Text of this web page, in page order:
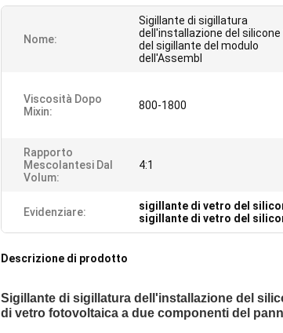
Nome:
Sigillante di sigillatura
dell'installazione del silicone
del sigillante del modulo
dell'Assembl
Viscosità Dopo
Mixin:
800-1800
Rapporto
Mescolantesi Dal
Volum:
4:1
Evidenziare: sigillante di vetro del
sigillante di vetro del
Descrizione di prodotto
Sigillante di sigillatura dell'installazione del
di vetro fotovoltaica a due componenti del